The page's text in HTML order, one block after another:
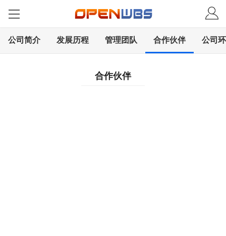
公司简介 发展历程 管理团队 合作伙伴 公司
合作伙伴